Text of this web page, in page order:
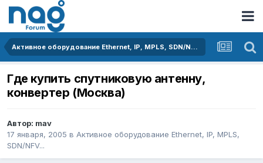
Активное оборудование Ethernet, IP, MPLS, SDN/NFV...
Где купить спутниковую антенну,
конвертер (Москва)
Автор: mav
17 января, 2005 в Активное оборудование Ethernet, IP, MPLS,
SDN/NFV...